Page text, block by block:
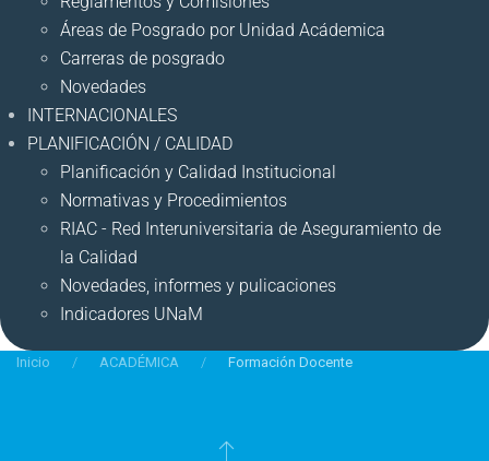
Áreas de Posgrado por Unidad Acádemica
Carreras de posgrado
Novedades
INTERNACIONALES
PLANIFICACIÓN / CALIDAD
Planificación y Calidad Institucional
Normativas y Procedimientos
RIAC - Red Interuniversitaria de Aseguramiento de
la Calidad
Novedades, informes y pulicaciones
Indicadores UNaM
Inicio ACADÉMICA Formación Docente